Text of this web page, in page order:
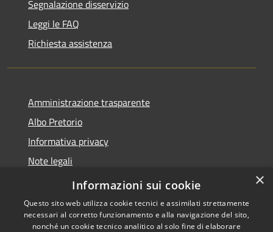
Segnalazione disservizio
Leggi le FAQ
Richiesta assistenza
Amministrazione trasparente
Albo Pretorio
Informativa privacy
Note legali
Dichiarazione di accessibilità
×
Informazioni sui cookie
Questo sito web utilizza cookie tecnici e assimilati strettamente
necessari al corretto funzionamento e alla navigazione del sito,
nonché un cookie tecnico analitico al solo fine di elaborare